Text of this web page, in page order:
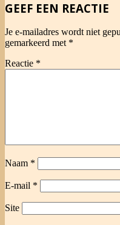
GEEF EEN REACTIE
Je e-mailadres wordt niet
gemarkeerd met *
Reactie *
Naam *
E-mail *
Site